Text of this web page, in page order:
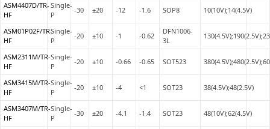
ASM4407D/TR-
HF
Single-
P
-30 ±20 -12 -1.6 SOP8 10(10V);14(4.5V)
ASM01P02F/TR-
HF
Single-
P
-20 ±10 -1 -0.62
DFN1006-
3L
ASM2311M/TR-
HF
Single-
P
-20 ±10 -0.66 -0.65 SOT523
ASM3415M/TR-
HF
Single-
P
-20 ±10 -4 <1 SOT23 38(4.5V);48(2.5V)
ASM3407M/TR-
HF
Single-
P
-30 ±20 -4.1 -1.4 SOT23 48(10V);62(4.5V)